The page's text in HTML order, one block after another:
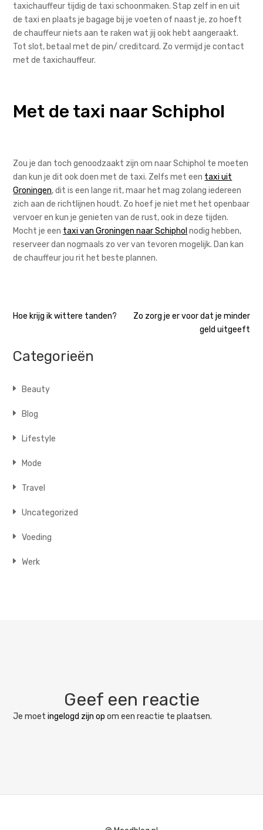
taxichauffeur tijdig de taxi schoonmaken. Stap zelf in en uit
de taxi en plaats je bagage bij je voeten of naast je, zo hoeft
de chauffeur niets aan te raken wat jij ook hebt aangeraakt.
Tot slot, betaal met de pin/ creditcard. Zo vermijd je contact
met de taxichauffeur.
Met de taxi naar Schiphol
Zou je dan toch genoodzaakt zijn om naar Schiphol te moeten
dan kun je dit ook doen met de taxi. Zelfs met een taxi uit
Groningen, dit is een lange rit, maar het mag zolang iedereen
zich aan de richtlijnen houdt. Zo hoef je niet met het openbaar
vervoer en kun je genieten van de rust, ook in deze tijden.
Mocht je een taxi van Groningen naar Schiphol nodig hebben,
reserveer dan nogmaals zo ver van tevoren mogelijk. Dan kan
de chauffeur jou rit het beste plannen.
Bericht
Hoe krijg ik wittere tanden?
Zo zorg je er voor dat je minder
geld uitgeeft
Categorieën
Beauty
Blog
Lifestyle
Mode
Travel
Uncategorized
Voeding
Werk
Geef een reactie
Je moetingelogd zijn op om een reactie te plaatsen.